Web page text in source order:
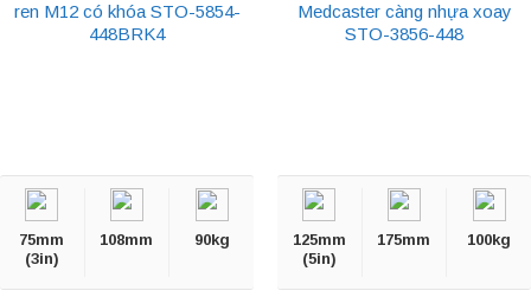
ren M12 có khóa STO-5854-
448BRK4
Medcaster càng nhựa xoay
STO-3856-448
75mm
(3in)
108mm 90kg
125mm
(5in)
175mm 100kg